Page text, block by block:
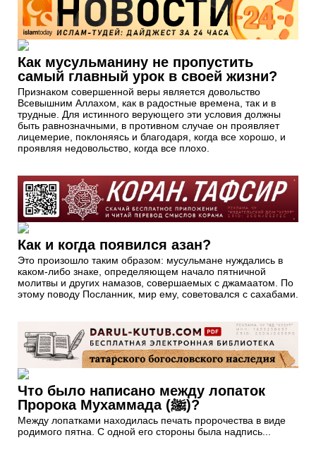
Как мусульманину не пропустить
самый главный урок в своей жизни?
Признаком совершенной веры является довольство
Всевышним Аллахом, как в радостные времена, так и в
трудные. Для истинного верующего эти условия должны
быть равнозначными, в противном случае он проявляет
лицемерие, поклоняясь и благодаря, когда все хорошо, и
проявляя недовольство, когда все плохо.
Как и когда появился азан?
Это произошло таким образом: мусульмане нуждались в
каком-либо знаке, определяющем начало пятничной
молитвы и других намазов, совершаемых с джамаатом. По
этому поводу Посланник, мир ему, советовался с сахабами.
Что было написано между лопаток
Пророка Мухаммада (ﷺ)?
Между лопатками находилась печать пророчества в виде
родимого пятна. С одной его стороны была надпись...